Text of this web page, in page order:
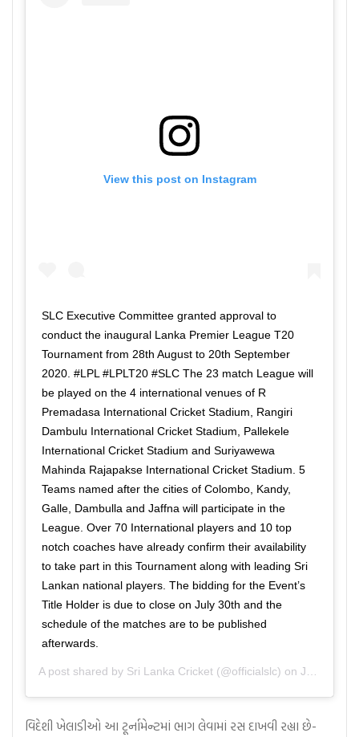
View this post on Instagram
SLC Executive Committee granted approval to
conduct the inaugural Lanka Premier League T20
Tournament from 28th August to 20th September
2020. #LPL #LPLT20 #SLC The 23 match League will
be played on the 4 international venues of R
Premadasa International Cricket Stadium, Rangiri
Dambulu International Cricket Stadium, Pallekele
International Cricket Stadium and Suriyawewa
Mahinda Rajapakse International Cricket Stadium. 5
Teams named after the cities of Colombo, Kandy,
Galle, Dambulla and Jaffna will participate in the
League. Over 70 International players and 10 top
notch coaches have already confirm their availability
to take part in this Tournament along with leading Sri
Lankan national players. The bidding for the Event’s
Title Holder is due to close on July 30th and the
schedule of the matches are to be published
afterwards.
A post shared by Sri Lanka Cricket (@officialslc) on Jul 27, 2020 at 9:12pm PDT
વિદેશી ખેલાડીઓ આ ટૂર્નામેન્ટમાં ભાગ લેવામાં રસ દાખવી રહ્યા છે-